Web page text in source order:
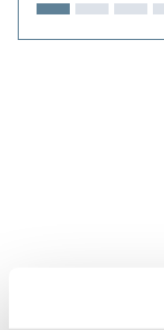
Kursorte mit